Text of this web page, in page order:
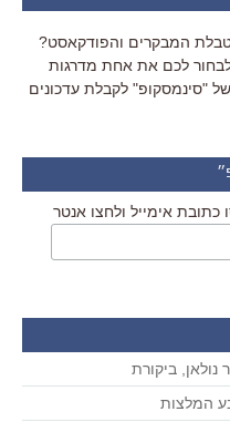
טבלת המבקרים והפודקאסט?
לכם את אחת מדרגות
"סינמסקופ" לקבלת עדכונים
כתובת אימייל ולחצו אנטר
ביקורת